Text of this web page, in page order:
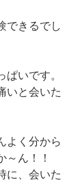
できるでし
いです。
いと会いた
よく分から
～ん！！
に、会いた